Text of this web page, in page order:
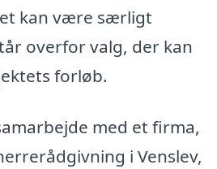
kan være særligt
overfor valg, der kan
forløb.
med et firma,
i Venslev,